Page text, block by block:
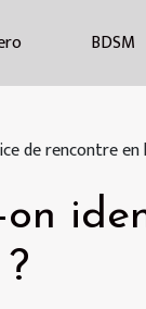
BDSM
de rencontre en